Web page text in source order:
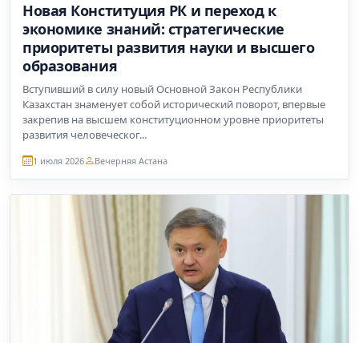
Новая Конституция РК и переход к
экономике знаний: стратегические
приоритеты развития науки и высшего
образования
Вступивший в силу новый Основной Закон Республики
Казахстан знаменует собой исторический поворот, впервые
закрепив на высшем конституционном уровне приоритеты
развития человеческог...
1 июля 2026 Вечерняя Астана